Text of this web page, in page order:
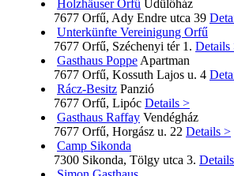
Holzhäuser Orfű Üdülőház
7677 Orfű, Ady Endre utca 39
Unterkünfte Vereinigung Orfű
7677 Orfű, Széchenyi tér 1. Details
Gasthaus Poppe Apartman
7677 Orfű, Kossuth Lajos u. 4
Rácz-Besitz Panzió
7677 Orfű, Lipóc Details >
Gasthaus Raffay Vendégház
7677 Orfű, Horgász u. 22 Details >
Camp Sikonda
7300 Sikonda, Tölgy utca 3.